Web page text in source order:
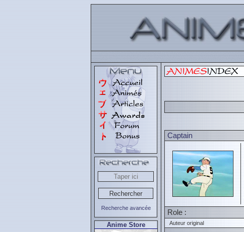
Recherche avancée
Anime Store
Captain
Role :
Auteur original